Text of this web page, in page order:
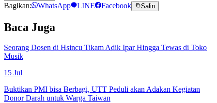
Bagikan: WhatsApp LINE Facebook Salin
Baca Juga
Seorang Dosen di Hsincu Tikam Adik Ipar Hingga Tewas di Toko
Musik
15 Jul
Buktikan PMI bisa Berbagi, UTT Peduli akan Adakan Kegiatan
Donor Darah untuk Warga Taiwan